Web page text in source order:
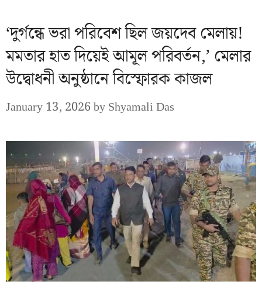
‘দুর্গন্ধে ভরা পরিবেশ ছিল জয়দেব মেলায়!
মমতার হাত দিয়েই আমূল পরিবর্তন,’ মেলার
উদ্বোধনী অনুষ্ঠানে বিস্ফোরক কাজল
January 13, 2026byShyamali Das